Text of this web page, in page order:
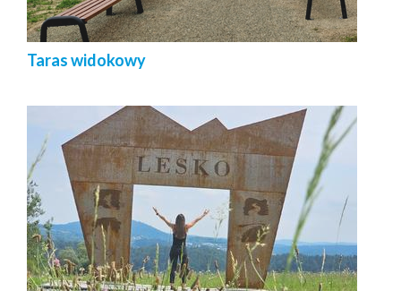
Taras widokowy